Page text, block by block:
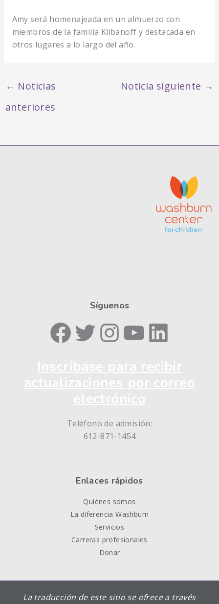
Amy será homenajeada en un almuerzo con
miembros de la familia Klibanoff y destacada en
otros lugares a lo largo del año.
← Noticias
anteriores
Noticia siguiente →
Síguenos
Facebook
TwitterInstagram
YouTubeLinkedIn
Teléfono de admisión:
612-871-1454
Enlaces rápidos
Quiénes somos
La diferencia Washburn
Servicios
Carreras profesionales
Donar
La traducción de este sitio se ofrece a través